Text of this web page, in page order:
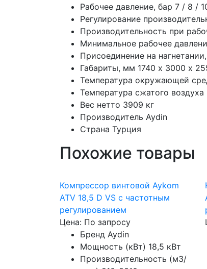
Рабочее давление, бар 7 / 8 /
Регулирование
Производительность при
Минимальное рабочее
Присоединение на
Габариты, мм 1740 х 3000 х
Температура окружающей
Температура сжатого воздуха
Вес нетто 3909 кг
Производитель Aydin
Страна Турция
Похожие товары
Компрессор винтовой Aykom
ATV 18,5 D VS с частотным
регулированием
Цена: По запросу
Бренд Aydin
Мощность (кВт) 18,5 кВт
Производительность (м3/